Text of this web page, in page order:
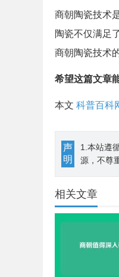
商朝陶瓷技术
陶瓷不仅满足
商朝陶瓷技术
希望这篇文章
本文 科普百科
声
明
1.本站遵
源，不尊
相关文章